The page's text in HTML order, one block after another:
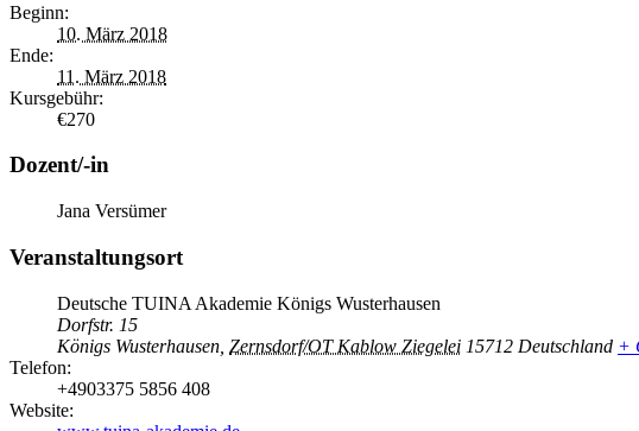
Beginn:
10. März 2018
Ende:
11. März 2018
Kursgebühr:
€270
Dozent/-in
Jana Versümer
Veranstaltungsort
Deutsche TUINA Akademie Königs Wusterhausen
Dorfstr. 15
Königs Wusterhausen Zernsdorf/OT Kablow Ziegelei 15712 Deutschland +
Telefon:
+4903375 5856 408
Website: